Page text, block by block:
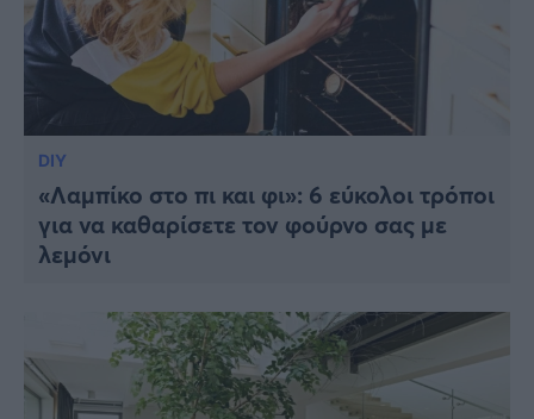
DIY
«Λαμπίκο στο πι και φι»: 6 εύκολοι τρόποι
για να καθαρίσετε τον φούρνο σας με
λεμόνι